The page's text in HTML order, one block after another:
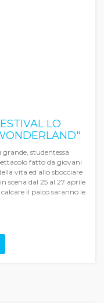
LO
studentessa
fatto da giovani
vita ed allo sbocciare
scena dal 25 al 27 aprile
il palco saranno le